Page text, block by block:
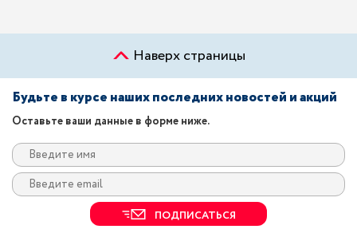
Наверх страницы
Будьте в курсе наших последних новостей и акций
Оставьте ваши данные в форме ниже.
ПОДПИСАТЬСЯ